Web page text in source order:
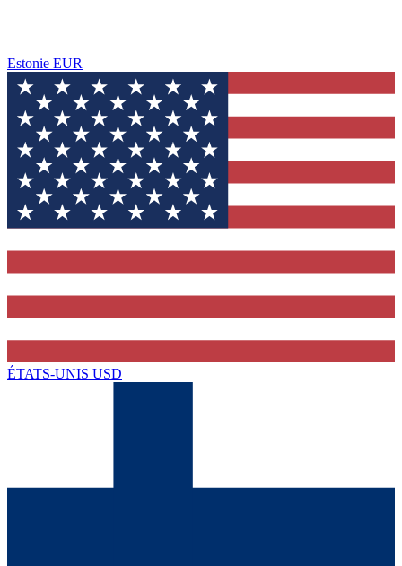
Estonie EUR
ÉTATS-UNIS USD